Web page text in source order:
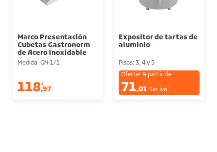
Marco Presentación
Cubetas Gastronorm
de Acero Inoxidable
18/10
Medida: GN 1/1
118€
,97
Expositor de tartas de
aluminio
Pisos: 3, 4 y 5
Oferta! A partir de
71,01 Sin iva